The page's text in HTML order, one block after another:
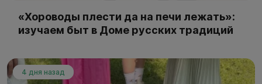
«Хороводы плести да на печи лежать»:
изучаем быт в Доме русских традиций
4 дня назад